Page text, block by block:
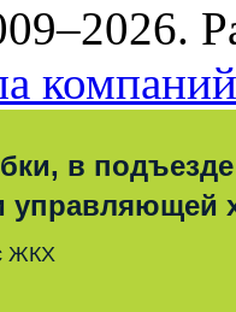
в подъезде
управляющей
ЖКХ